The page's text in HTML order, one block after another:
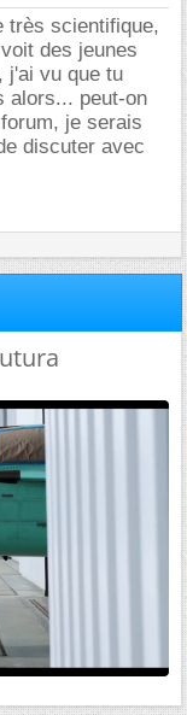
très scientifique,
des jeunes
j'ai vu que tu
alors... peut-on
je serais
discuter avec